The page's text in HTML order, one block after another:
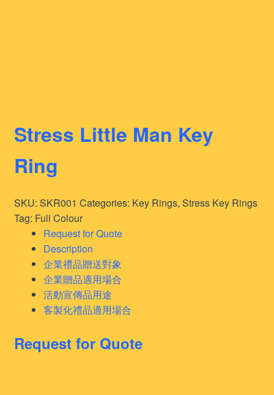
Stress Little Man Key
Ring
SKU: SKR001 Categories: Key Rings, Stress Key Rings
Tag: Full Colour
Request for Quote
Description
企業禮品贈送對象
企業贈品適用場合
活動宣傳品用途
客製化禮品適用場合
Request for Quote